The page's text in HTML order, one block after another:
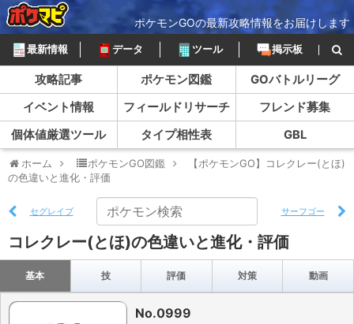
ポケモンGOの最新攻略情報をお届けします
最新情報 データ ツール 掲示板
攻略記事 ポケモン図鑑
GOバトルリーグ
イベント情報
フィールドリサーチ
フレンド募集
個体値厳選ツール
タイプ相性表 GBL
ホーム ポケモンGO図鑑
【ポケモンGO】コレクレー(とほ)
の色違いと進化・評価
セグレイブ サーフゴー
コレクレー(とほ)の色違いと進化・評価
基本 技 評価 対策 動画
No.0999